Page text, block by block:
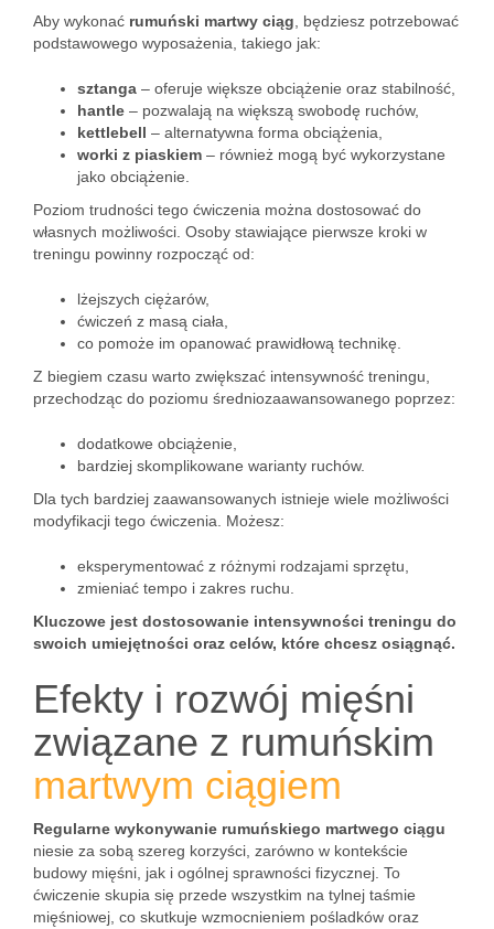
Aby wykonać rumuński martwy ciąg , będziesz potrzebować
podstawowego wyposażenia, takiego jak:
sztanga – oferuje większe obciążenie oraz stabilność,
hantle – pozwalają na większą swobodę ruchów,
kettlebell – alternatywna forma obciążenia,
worki z piaskiem – również mogą być wykorzystane
jako obciążenie.
Poziom trudności tego ćwiczenia można dostosować do
własnych możliwości. Osoby stawiające pierwsze kroki w
treningu powinny rozpocząć od:
lżejszych ciężarów,
ćwiczeń z masą ciała,
co pomoże im opanować prawidłową technikę.
Z biegiem czasu warto zwiększać intensywność treningu,
przechodząc do poziomu średniozaawansowanego poprzez:
dodatkowe obciążenie,
bardziej skomplikowane warianty ruchów.
Dla tych bardziej zaawansowanych istnieje wiele możliwości
modyfikacji tego ćwiczenia. Możesz:
eksperymentować z różnymi rodzajami sprzętu,
zmieniać tempo i zakres ruchu.
Kluczowe jest dostosowanie intensywności treningu do
swoich umiejętności oraz celów, które chcesz osiągnąć.
Efekty i rozwój mięśni
związane z rumuńskim
martwym ciągiem
Regularne wykonywanie rumuńskiego martwego ciągu
niesie za sobą szereg korzyści, zarówno w kontekście
budowy mięśni, jak i ogólnej sprawności fizycznej. To
ćwiczenie skupia się przede wszystkim na tylnej taśmie
mięśniowej, co skutkuje wzmocnieniem pośladków oraz